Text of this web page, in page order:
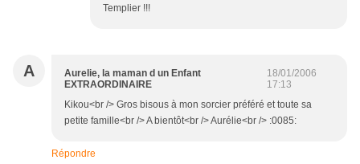
Templier !!!
A
Aurelie, la maman d un Enfant
EXTRAORDINAIRE
18/01/2006
17:13
Kikou<br /> Gros bisous à mon sorcier préféré et toute sa
petite famille<br /> A bientôt<br /> Aurélie<br /> :0085:
Répondre